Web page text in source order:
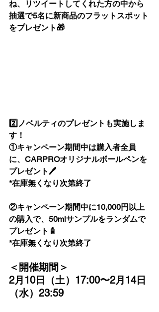
ね、リツイートしてくれた方の中から
抽選で5名に新商品のフラットスポット
をプレゼント🎁
2️⃣ノベルティのプレゼントも実施しま
す！
①キャンペーン期間中は購入者全員
に、CARPROオリジナルボールペンを
プレゼント🖊️
*在庫無くなり次第終了
②キャンペーン期間中に10,000円以上
の購入で、50mlサンプルをランダムで
プレゼント🧴
*在庫無くなり次第終了
＜開催期間＞
2月10日（土）17:00〜2月14日
（水）23:59